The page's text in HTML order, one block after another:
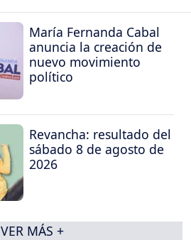
María Fernanda Cabal
anuncia la creación de
nuevo movimiento
político
Revancha: resultado del
sábado 8 de agosto de
2026
VER MÁS +